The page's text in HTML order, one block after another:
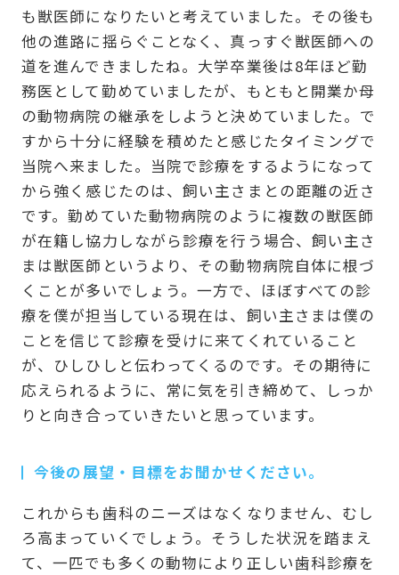
も獣医師になりたいと考えていました。その後も
他の進路に揺らぐことなく、真っすぐ獣医師への
道を進んできましたね。大学卒業後は8年ほど勤
務医として勤めていましたが、もともと開業か母
の動物病院の継承をしようと決めていました。で
すから十分に経験を積めたと感じたタイミングで
当院へ来ました。当院で診療をするようになって
から強く感じたのは、飼い主さまとの距離の近さ
です。勤めていた動物病院のように複数の獣医師
が在籍し協力しながら診療を行う場合、飼い主さ
まは獣医師というより、その動物病院自体に根づ
くことが多いでしょう。一方で、ほぼすべての診
療を僕が担当している現在は、飼い主さまは僕の
ことを信じて診療を受けに来てくれていること
が、ひしひしと伝わってくるのです。その期待に
応えられるように、常に気を引き締めて、しっか
りと向き合っていきたいと思っています。
今後の展望・目標をお聞かせください。
これからも歯科のニーズはなくなりません、むし
ろ高まっていくでしょう。そうした状況を踏まえ
て、一匹でも多くの動物により正しい歯科診療を